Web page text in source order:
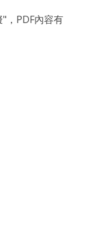
，PDF內容有